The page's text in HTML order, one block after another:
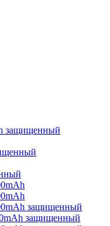
защищенный
защищенный
защищенный